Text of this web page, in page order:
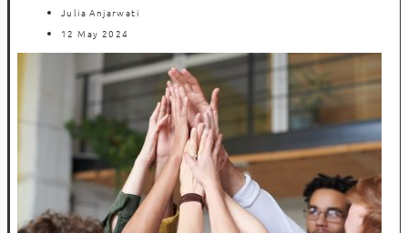
Julia Anjarwati
12 May 2024